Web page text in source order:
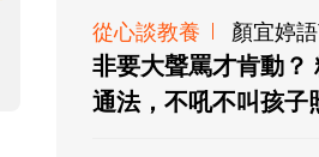
從心談教養 顏宜婷
非要大聲罵才肯動？
通法，不吼不叫孩子